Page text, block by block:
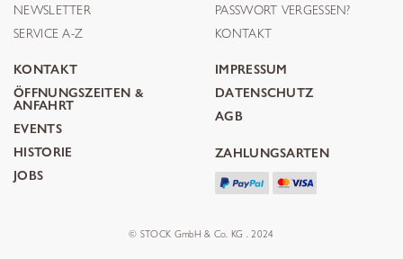
NEWSLETTER
SERVICE A-Z
PASSWORT VERGESSEN?
KONTAKT
KONTAKT
ÖFFNUNGSZEITEN &
ANFAHRT
EVENTS
HISTORIE
JOBS
IMPRESSUM
DATENSCHUTZ
AGB
ZAHLUNGSARTEN
© STOCK GmbH & Co. KG . 2024